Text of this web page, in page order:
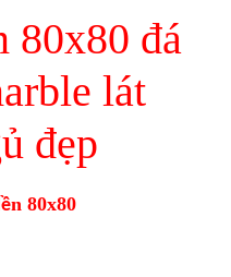
80x80 đá
lát
đẹp
n 80x80